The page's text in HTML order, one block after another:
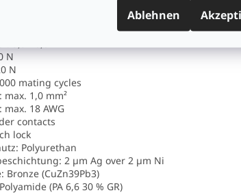
Ablehnen
> 10 GΩ (initial)
7,5 A
V
N
N
mating cycles
1,0 mm²
18 AWG
contacts
lock
Polyurethan
2 µm Ag over 2 µm Ni
Bronze (CuZn39Pb3)
(PA 6,6 30 % GR)